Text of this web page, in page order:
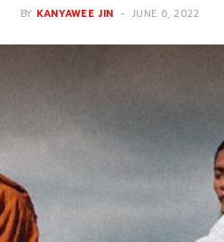
BY KANYAWEE JIN JUNE 6, 2022